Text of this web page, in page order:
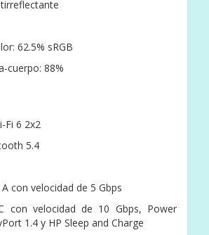
62.5% sRGB
cuerpo: 88%
Fi 6 2x2
5.4
con velocidad de 5 Gbps
con velocidad de 10 Gbps, Power
1.4 y HP Sleep and Charge